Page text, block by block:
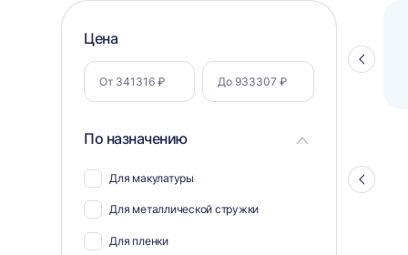
Фильтр
по
параметрам
Цена
По назначению
Для макулатуры
Для металлической стружки
Для пленки
Стрелка
Полуавтоматический паллетоупаковщик
ПЗО BPW-2000
Стрелка